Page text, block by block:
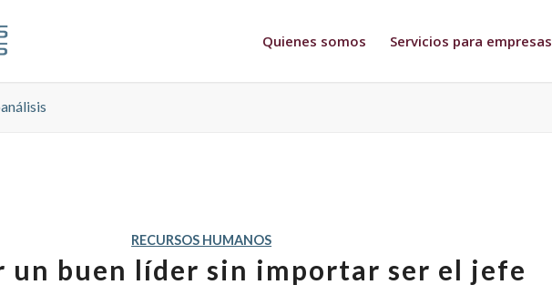
Quienes somos Servicios para empresas
RECURSOS HUMANOS
un buen líder sin importar ser el jefe